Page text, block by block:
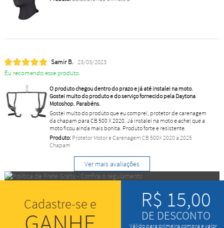
Samir B. 23/03/2023
Eu recomendo esse produto.
O produto chegou dentro do prazo e já até instalei na moto.
Gostei muito do produto e do serviço fornecido pela Daytona
Motoshop. Parabéns.
Gostei muito do produto que eu comprei, protetor de carenagem
da chapam para CB 500 X 2020. Já instalei na moto e achei que a
moto ficou ainda mais bonita. Produto forte e resistente.
Produto:Protetor Motor e Carenagem CB 500X 2020 a 2025
Chapam
Ver mais avaliações
Cadastre-se e R$ 15,00
DE DESCONTO
Válido para primeira compra e valor